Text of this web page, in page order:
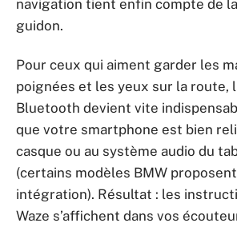
navigation tient enfin compte de
guidon.
Pour ceux qui aiment garder les
poignées et les yeux sur la route,
Bluetooth devient vite
que votre smartphone est bien
casque ou au système audio du
(certains modèles BMW
intégration). Résultat : les
Waze s’affichent dans vos